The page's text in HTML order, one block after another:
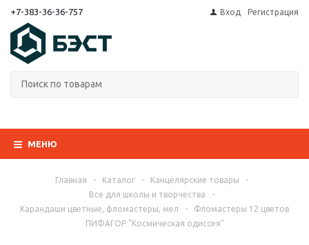
+7-383-36-36-757 Вход Регистрация
МЕНЮ
Главная - Каталог - Канцелярские товары
-
Все для школы и творчества
-
Карандаши цветные, фломастеры, мел
-
Фломастеры 12 цветов
ПИФАГОР "Космическая одиссея"